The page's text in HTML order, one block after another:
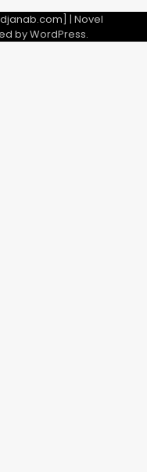
| Novel
byWordPress.